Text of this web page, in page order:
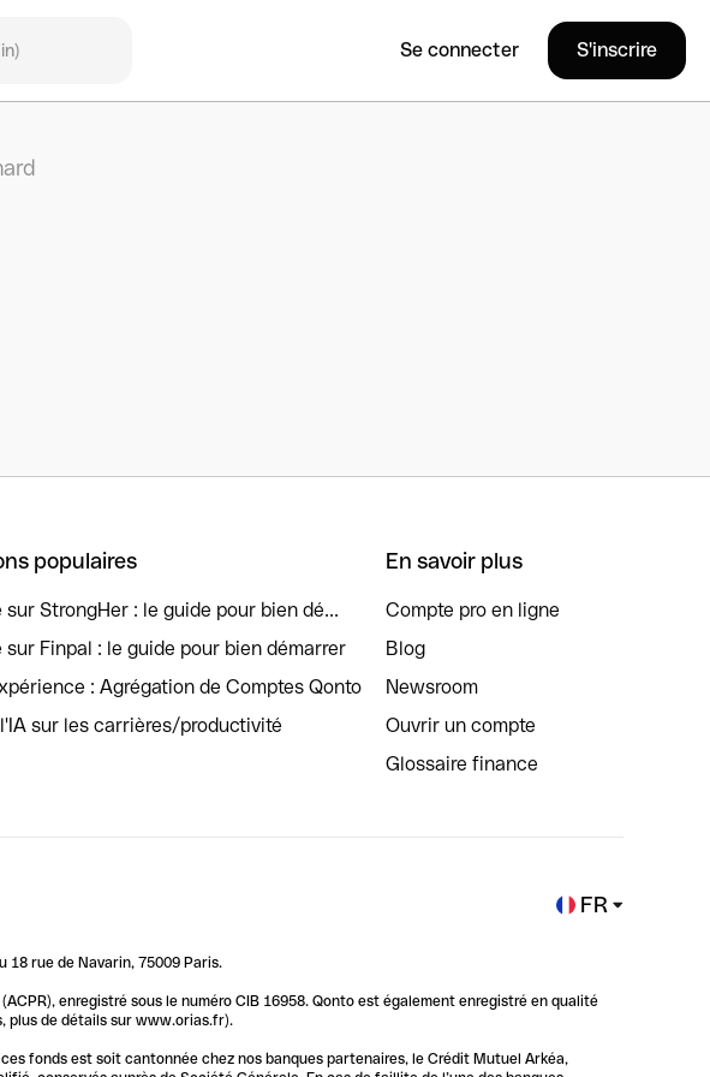
Se connecter S'inscrire
populaires
sur StrongHer : le guide pour bien dé...
sur Finpal : le guide pour bien démarrer
: Agrégation de Comptes Qonto
sur les carrières/productivité
En savoir plus
Compte pro en ligne
Blog
Newsroom
Ouvrir un compte
Glossaire finance
FR
18 rue de Navarin, 75009 Paris.
enregistré sous le numéro CIB 16958. Qonto est également enregistré en qualité
plus de détails sur www.orias.fr).
fonds est soit cantonnée chez nos banques partenaires, le Crédit Mutuel Arkéa,